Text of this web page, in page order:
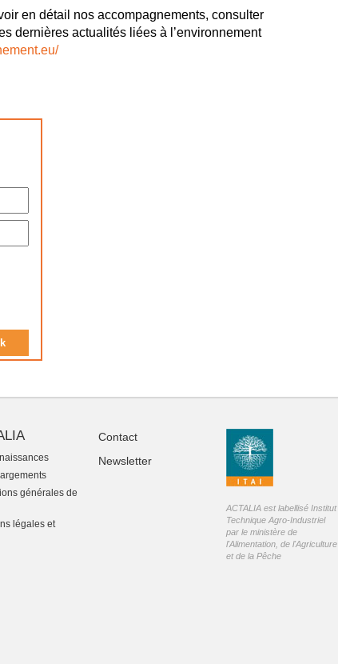
en détail nos accompagnements, consulter
dernières actualités liées à l’environnement
générales de
légales et
Contact
Newsletter
ACTALIA est labellisé Institut
Technique Agro-Industriel
par le ministère de
l'Alimentation, de l'Agriculture
et de la Pêche